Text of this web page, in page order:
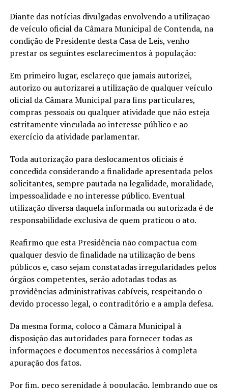
Diante das notícias divulgadas envolvendo a utilização
de veículo oficial da Câmara Municipal de Contenda, na
condição de Presidente desta Casa de Leis, venho
prestar os seguintes esclarecimentos à população:
Em primeiro lugar, esclareço que jamais autorizei,
autorizo ou autorizarei a utilização de qualquer veículo
oficial da Câmara Municipal para fins particulares,
compras pessoais ou qualquer atividade que não esteja
estritamente vinculada ao interesse público e ao
exercício da atividade parlamentar.
Toda autorização para deslocamentos oficiais é
concedida considerando a finalidade apresentada pelos
solicitantes, sempre pautada na legalidade, moralidade,
impessoalidade e no interesse público. Eventual
utilização diversa daquela informada ou autorizada é de
responsabilidade exclusiva de quem praticou o ato.
Reafirmo que esta Presidência não compactua com
qualquer desvio de finalidade na utilização de bens
públicos e, caso sejam constatadas irregularidades pelos
órgãos competentes, serão adotadas todas as
providências administrativas cabíveis, respeitando o
devido processo legal, o contraditório e a ampla defesa.
Da mesma forma, coloco a Câmara Municipal à
disposição das autoridades para fornecer todas as
informações e documentos necessários à completa
apuração dos fatos.
Por fim, peço serenidade à população, lembrando que os